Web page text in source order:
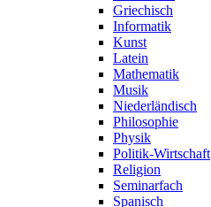
Griechisch
Informatik
Kunst
Latein
Mathematik
Musik
Niederländisch
Philosophie
Physik
Politik-Wirtschaft
Religion
Seminarfach
Spanisch